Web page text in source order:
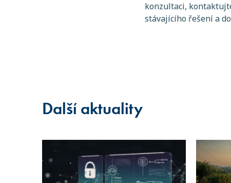
konzultaci,
stávajícího řešení a
Další aktuality